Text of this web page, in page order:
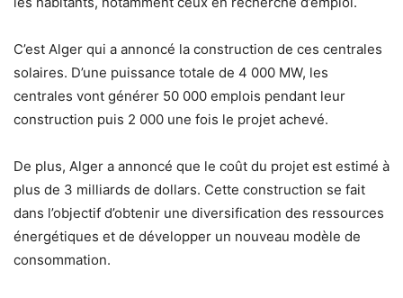
C’est Alger qui a annoncé la construction de ces centrales
solaires. D’une puissance totale de 4 000 MW, les
centrales vont générer 50 000 emplois pendant leur
construction puis 2 000 une fois le projet achevé.
De plus, Alger a annoncé que le coût du projet est estimé à
plus de 3 milliards de dollars. Cette construction se fait
dans l’objectif d’obtenir une diversification des ressources
énergétiques et de développer un nouveau modèle de
consommation.